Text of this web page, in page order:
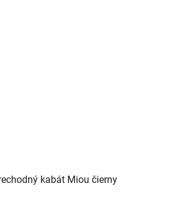
kabát Miou čierny